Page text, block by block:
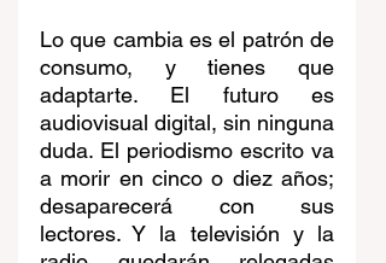
Lo que cambia es el patrón de
consumo, y tienes que
adaptarte. El futuro es
audiovisual digital, sin ninguna
duda. El periodismo escrito va
a morir en cinco o diez años;
desaparecerá con sus
lectores. Y la televisión y la